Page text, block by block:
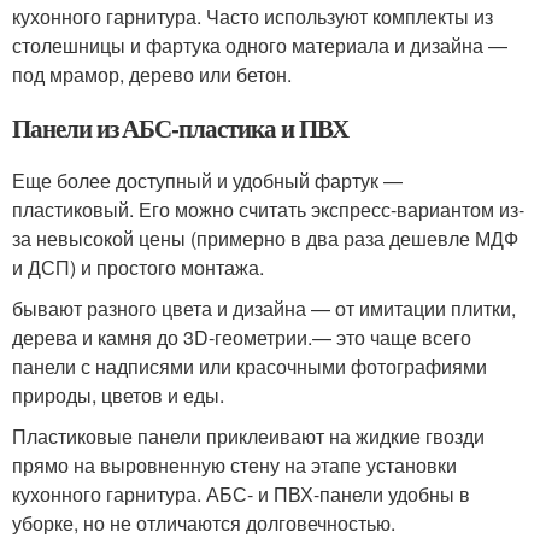
кухонного гарнитура. Часто используют комплекты из
столешницы и фартука одного материала и дизайна —
под мрамор, дерево или бетон.
Панели из АБС-пластика и ПВХ
Еще более доступный и удобный фартук —
пластиковый. Его можно считать экспресс-вариантом из-
за невысокой цены (примерно в два раза дешевле МДФ
и ДСП) и простого монтажа.
бывают разного цвета и дизайна — от имитации плитки,
дерева и камня до 3D-геометрии.— это чаще всего
панели с надписями или красочными фотографиями
природы, цветов и еды.
Пластиковые панели приклеивают на жидкие гвозди
прямо на выровненную стену на этапе установки
кухонного гарнитура. АБС- и ПВХ-панели удобны в
уборке, но не отличаются долговечностью.